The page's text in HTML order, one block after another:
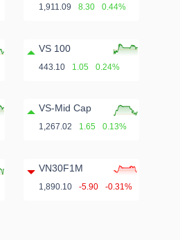
1,911.09 8.30 0.44%
VS 100
443.10 1.05 0.24%
VS-Mid Cap
1,267.02 1.65 0.13%
VN30F1M
1,890.10 -5.90 -0.31%